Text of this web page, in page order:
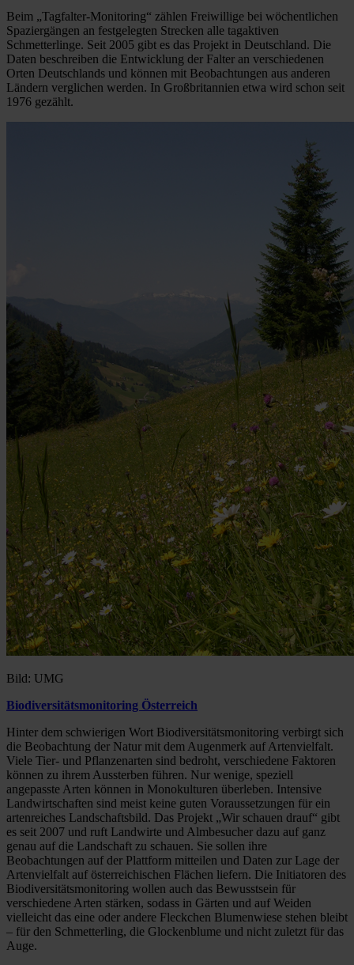
Beim „Tagfalter-Monitoring“ zählen Freiwillige bei wöchentlichen
Spaziergängen an festgelegten Strecken alle tagaktiven
Schmetterlinge. Seit 2005 gibt es das Projekt in Deutschland. Die
Daten beschreiben die Entwicklung der Falter an verschiedenen
Orten Deutschlands und können mit Beobachtungen aus anderen
Ländern verglichen werden. In Großbritannien etwa wird schon seit
1976 gezählt.
Bild: UMG
Biodiversitätsmonitoring Österreich
Hinter dem schwierigen Wort Biodiversitätsmonitoring verbirgt sich
die Beobachtung der Natur mit dem Augenmerk auf Artenvielfalt.
Viele Tier- und Pflanzenarten sind bedroht, verschiedene Faktoren
können zu ihrem Aussterben führen. Nur wenige, speziell
angepasste Arten können in Monokulturen überleben. Intensive
Landwirtschaften sind meist keine guten Voraussetzungen für ein
artenreiches Landschaftsbild. Das Projekt „Wir schauen drauf“ gibt
es seit 2007 und ruft Landwirte und Almbesucher dazu auf ganz
genau auf die Landschaft zu schauen. Sie sollen ihre
Beobachtungen auf der Plattform mitteilen und Daten zur Lage der
Artenvielfalt auf österreichischen Flächen liefern. Die Initiatoren des
Biodiversitätsmonitoring wollen auch das Bewusstsein für
verschiedene Arten stärken, sodass in Gärten und auf Weiden
vielleicht das eine oder andere Fleckchen Blumenwiese stehen bleibt
– für den Schmetterling, die Glockenblume und nicht zuletzt für das
Auge.